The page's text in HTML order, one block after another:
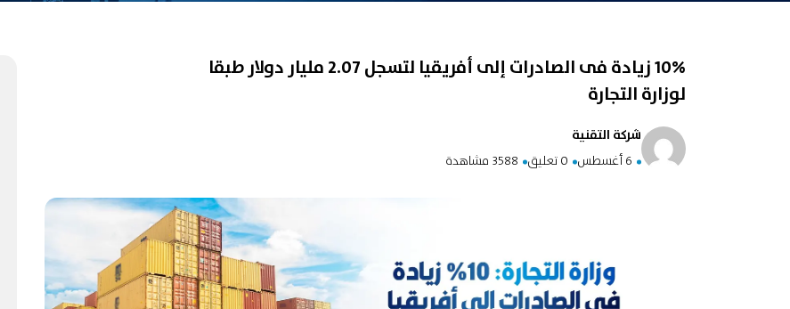
10% زيادة فى الصادرات إلى أفريقيا لتسجل 2.07 مليار دولار طبقا
لوزارة التجارة
شركة التقنية
6 أغسطس
0 تعليق 3588 مشاهدة